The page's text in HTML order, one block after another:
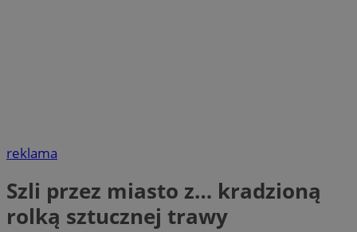
reklama
Szli przez miasto z… kradzioną
rolką sztucznej trawy